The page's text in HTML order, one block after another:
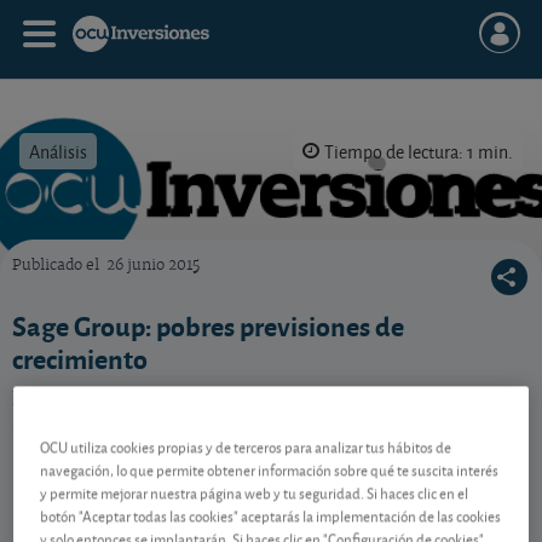
Análisis Tiempo de lectura: 1 min.
Publicado el 26 junio 2015
Sage Group: pobres previsiones de
crecimiento
El grupo británico, especialista en servicios
Contenido reservado a SOCIOS
OCU utiliza cookies propias y de terceros para analizar tus hábitos de
navegación, lo que permite obtener información sobre qué te suscita interés
y permite mejorar nuestra página web y tu seguridad. Si haces clic en el
botón "Aceptar todas las cookies" aceptarás la implementación de las cookies